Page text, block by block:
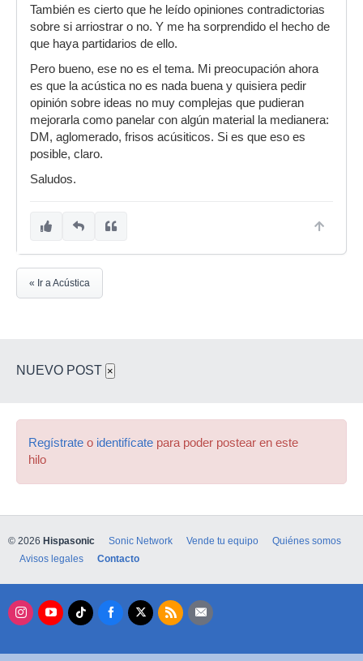
También es cierto que he leído opiniones contradictorias
sobre si arriostrar o no. Y me ha sorprendido el hecho de
que haya partidarios de ello.
Pero bueno, ese no es el tema. Mi preocupación ahora
es que la acústica no es nada buena y quisiera pedir
opinión sobre ideas no muy complejas que pudieran
mejorarla como panelar con algún material la medianera:
DM, aglomerado, frisos acúsiticos. Si es que eso es
posible, claro.
Saludos.
« Ir a Acústica
NUEVO POST ×
Regístrate o identifícate para poder postear en este
hilo
© 2026 Hispasonic Sonic Network Vende tu equipo
Quiénes somos
Avisos legales
Contacto